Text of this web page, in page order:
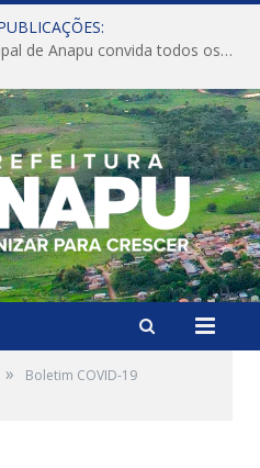
CONVITE A Prefeitura Municipal de Anapu convida todos os servidores públicos municipais para participarem da Audiência Pública de discussão da Lei de Diretrizes Orçamentárias (LDO), importante instrumento de planejamento das ações e investimentos da Administração Pública para o próximo exercício financeiro.
»
Boletim COVID-19